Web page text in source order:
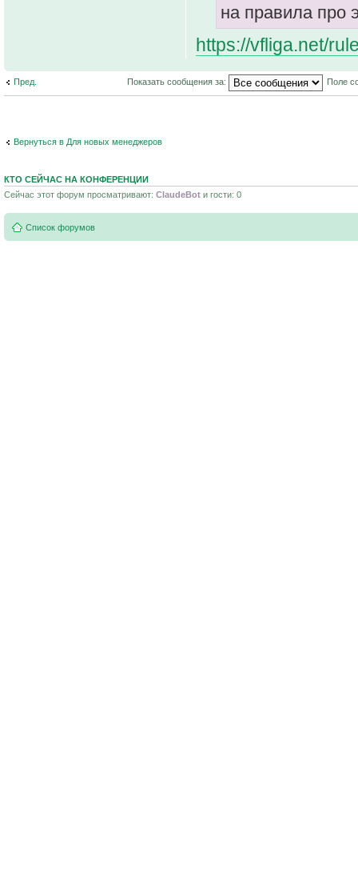
на правила про
https://vfliga.net/
Пред. Показать сообщения за: Поле
Вернуться в Для новых менеджеров
КТО СЕЙЧАС НА КОНФЕРЕНЦИИ
Сейчас этот форум просматривают: ClaudeBot и гости: 0
Список форумов